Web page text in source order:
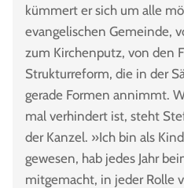
kümmert er sich um alle
evangelischen Gemeinde,
zum Kirchenputz, von den
Strukturreform, die in der
gerade Formen annimmt.
mal verhindert ist, steht
der Kanzel. »Ich bin als
gewesen, hab jedes Jahr
mitgemacht, in jeder Rolle